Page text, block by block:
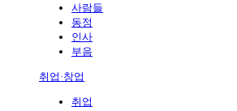
사람들
동정
인사
부음
취업·창업
취업